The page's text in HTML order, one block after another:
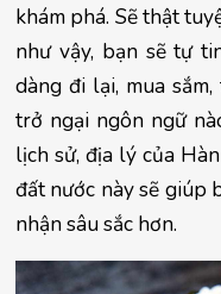
khám phá. Sẽ thật
như vậy, bạn sẽ tự
dàng đi lại, mua
trở ngại ngôn ngữ
lịch sử, địa lý của
đất nước này sẽ giúp
nhận sâu sắc hơn.